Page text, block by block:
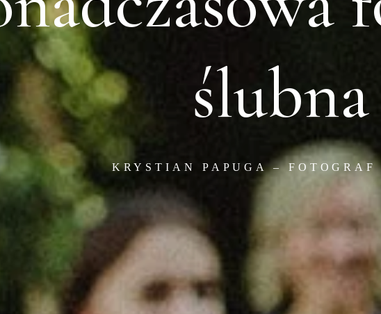
ślubna
KRYSTIAN PAPUGA – FOTOGRAF